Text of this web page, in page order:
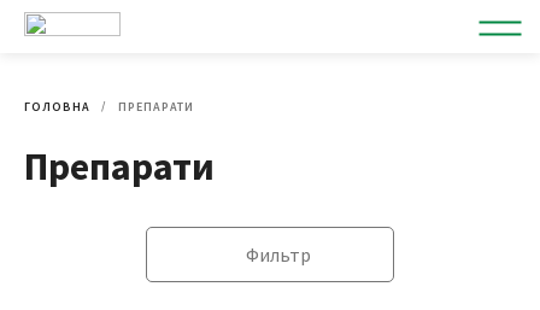
ГОЛОВНА ПРЕПАРАТИ
Препарати
Фильтр